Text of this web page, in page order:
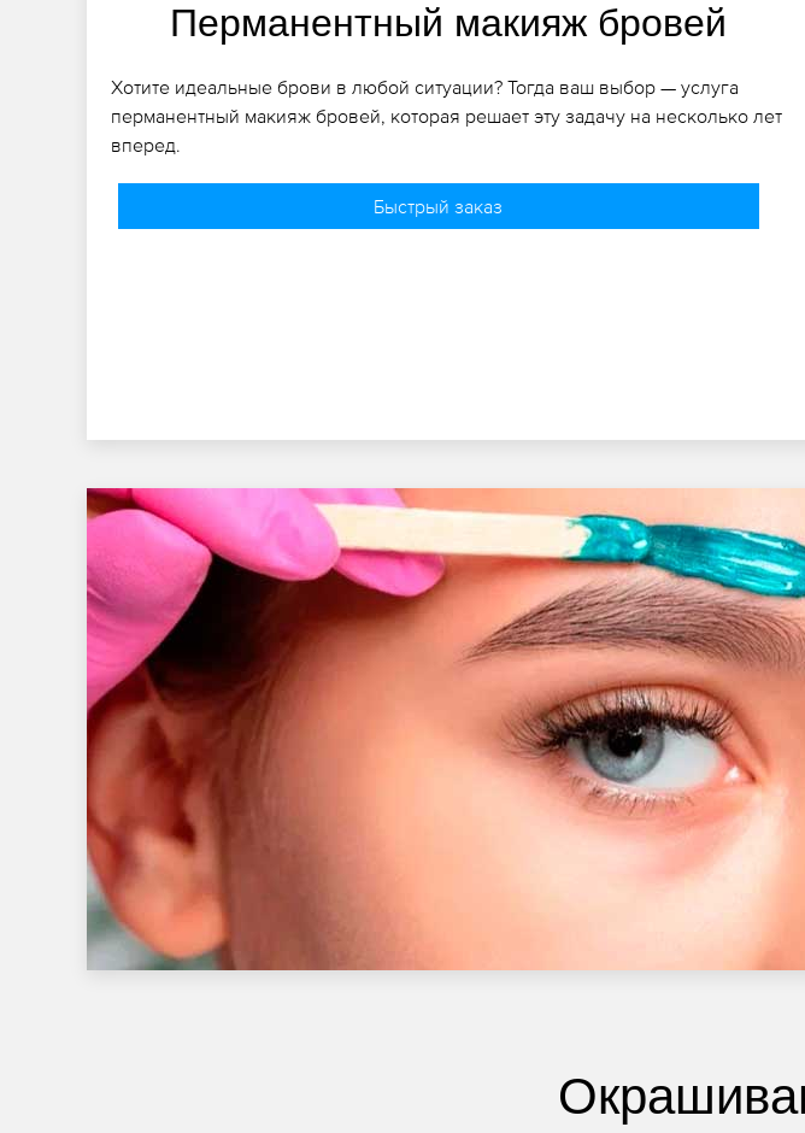
Перманентный макияж бровей
Хотите идеальные брови в любой ситуации? Тогда ваш выбор — услуга
перманентный макияж бровей, которая решает эту задачу на несколько лет
вперед.
Быстрый заказ